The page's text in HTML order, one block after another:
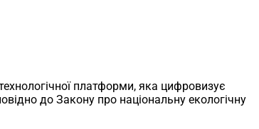
платформи, яка цифровизує
до Закону про національну екологічну